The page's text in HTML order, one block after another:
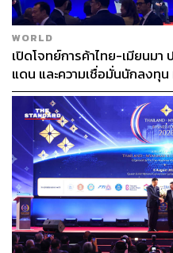
WORLD
เปิดโจทย์การค้าไทย-เมียนมา
แดน และความเชื่อมั่นนักลงทุน